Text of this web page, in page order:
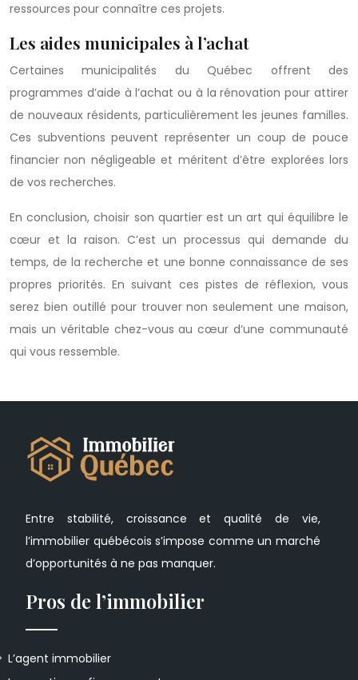
ressources pour connaître ces projets.
Les aides municipales à l’achat
Certaines municipalités du Québec offrent des
programmes d’aide à l’achat ou à la rénovation pour attirer
de nouveaux résidents, particulièrement les jeunes familles.
Ces subventions peuvent représenter un coup de pouce
financier non négligeable et méritent d’être explorées lors
de vos recherches.
En conclusion, choisir son quartier est un art qui équilibre le
cœur et la raison. C’est un processus qui demande du
temps, de la recherche et une bonne connaissance de ses
propres priorités. En suivant ces pistes de réflexion, vous
serez bien outillé pour trouver non seulement une maison,
mais un véritable chez-vous au cœur d’une communauté
qui vous ressemble.
Entre stabilité, croissance et qualité de vie,
l’immobilier québécois s’impose comme un marché
d’opportunités à ne pas manquer.
Pros de l’immobilier
L’agent immobilier